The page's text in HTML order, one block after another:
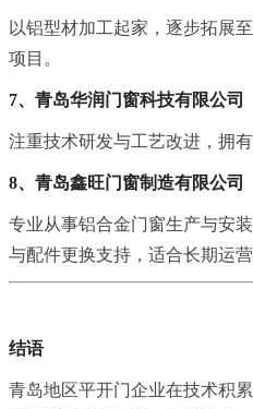
以铝型材加工起家，逐步拓展
项目。
7、青岛华润门窗科技有限公司
注重技术研发与工艺改进，拥
8、青岛鑫旺门窗制造有限公司
专业从事铝合金门窗生产与安
与配件更换支持，适合长期运
结语
青岛地区平开门企业在技术积